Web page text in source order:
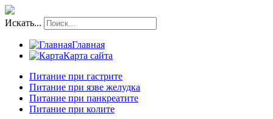
Искать...
Главная
Карта сайта
Питание при гастрите
Питание при язве желудка
Питание при панкреатите
Питание при колите